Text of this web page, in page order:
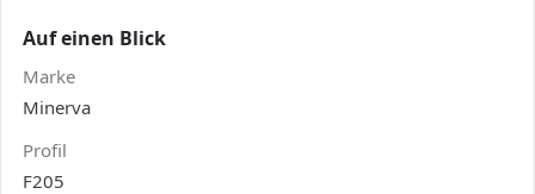
Auf einen Blick
Marke
Minerva
Profil
F205